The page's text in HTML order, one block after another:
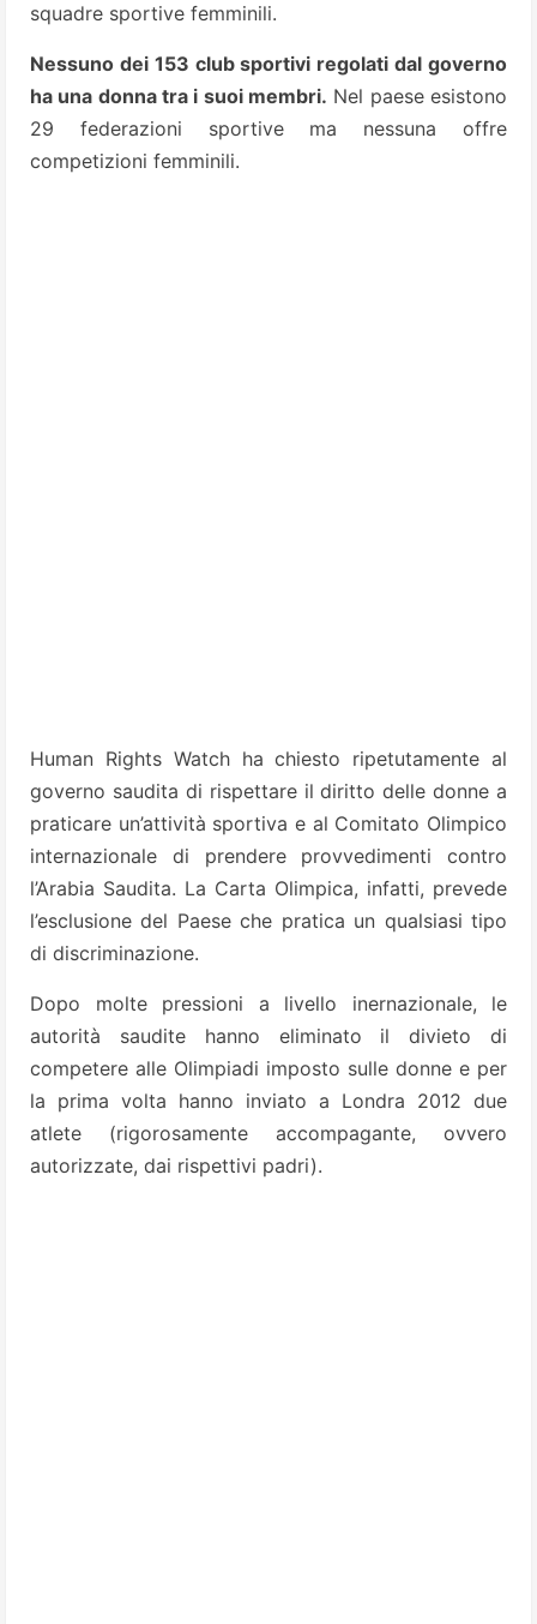
squadre sportive femminili.
Nessuno dei 153 club sportivi regolati dal governo
ha una donna tra i suoi membri. Nel paese esistono
29 federazioni sportive ma nessuna offre
competizioni femminili.
Human Rights Watch ha chiesto ripetutamente al
governo saudita di rispettare il diritto delle donne a
praticare un’attività sportiva e al Comitato Olimpico
internazionale di prendere provvedimenti contro
l’Arabia Saudita. La Carta Olimpica, infatti, prevede
l’esclusione del Paese che pratica un qualsiasi tipo
di discriminazione.
Dopo molte pressioni a livello inernazionale, le
autorità saudite hanno eliminato il divieto di
competere alle Olimpiadi imposto sulle donne e per
la prima volta hanno inviato a Londra 2012 due
atlete (rigorosamente accompagante, ovvero
autorizzate, dai rispettivi padri).